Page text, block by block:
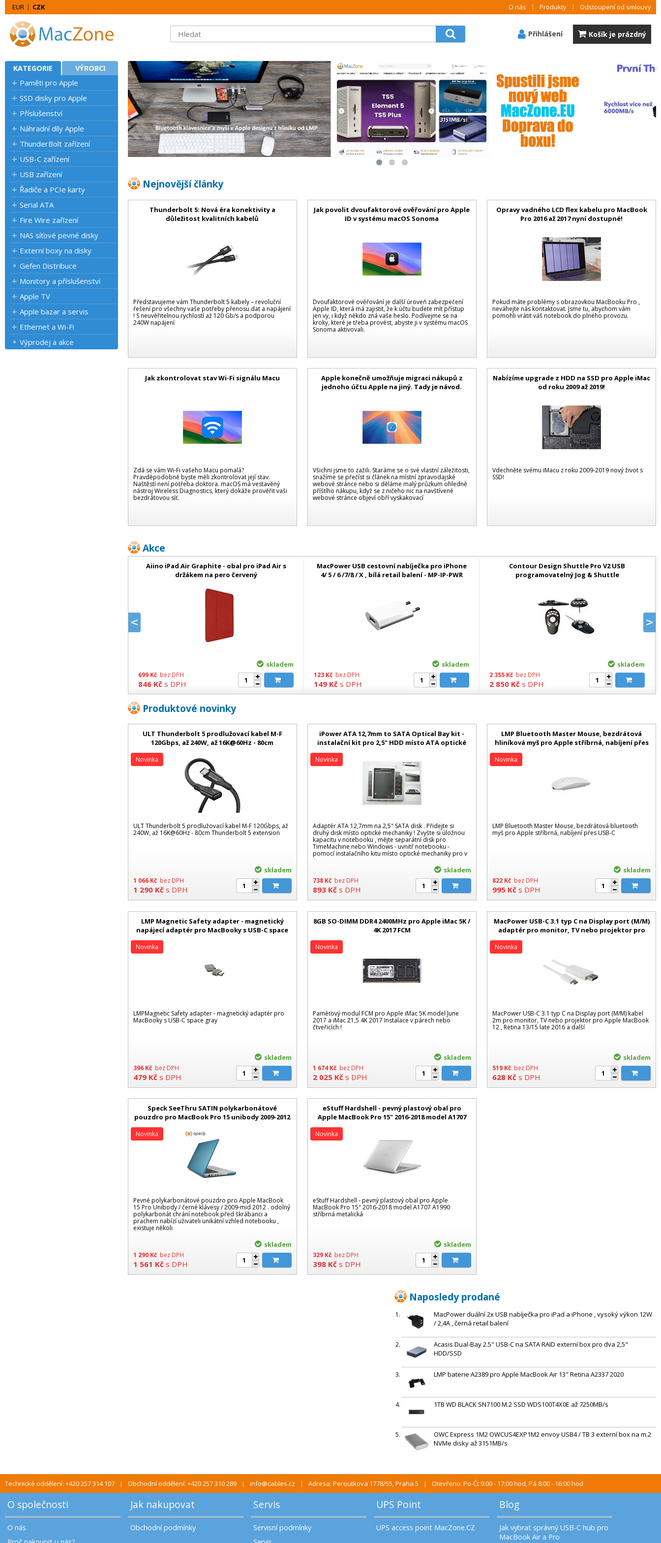
O nás Produkty Odstoupení od smlouvy
EUR CZK
Košík je prázdný
Přihlášení
KATEGORIE VÝROBCI
Paměti pro Apple
SSD disky pro Apple
Příslušenství
Náhradní díly Apple
ThunderBolt zařízení
USB-C zařízení
USB zařízení
Řadiče a PCIe karty
Serial ATA
Fire Wire zařízení
NAS síťové pevné disky
Externí boxy na disky
Gefen Distribuce
Monitory a příslušenství
Apple TV
Apple bazar a servis
Ethernet a Wi-Fi
Výprodej a akce
Nejnovější články
Thunderbolt 5: Nová éra konektivity a
důležitost kvalitních kabelů
Představujeme vám Thunderbolt 5 kabely – revoluční
řešení pro všechny vaše potřeby přenosu dat a napájení
! S neuvěřitelnou rychlostí až 120 Gb/s a podporou
240W napájení
Jak povolit dvoufaktorové ověřování pro Apple
ID v systému macOS Sonoma
Dvoufaktorové ověřování je další úroveň zabezpečení
Apple ID, která má zajistit, že k účtu budete mít přístup
jen vy, i když někdo zná vaše heslo. Podívejme se na
kroky, které je třeba provést, abyste ji v systému macOS
Sonoma aktivovali.
Opravy vadného LCD flex kabelu pro MacBook
Pro 2016 až 2017 nyní dostupné!
Pokud máte problémy s obrazovkou MacBooku Pro ,
neváhejte nás kontaktovat. Jsme tu, abychom vám
pomohli vrátit váš notebook do plného provozu.
Jak zkontrolovat stav Wi-Fi signálu Macu
Zdá se vám Wi-Fi vašeho Macu pomalá?
Pravděpodobně byste měli zkontrolovat její stav.
Naštěstí není potřeba doktora. macOS má vestavěný
nástroj Wireless Diagnostics, který dokáže prověřit vaši
bezdrátovou síť.
Apple konečně umožňuje migraci nákupů z
jednoho účtu Apple na jiný. Tady je návod.
Všichni jsme to zažili. Staráme se o své vlastní záležitosti,
snažíme se přečíst si článek na místní zpravodajské
webové stránce nebo si děláme malý průzkum ohledně
příštího nákupu, když se z ničeho nic na navštívené
webové stránce objeví obří vyskakovací
Nabízíme upgrade z HDD na SSD pro Apple iMac
od roku 2009 až 2019!
Vdechněte svému iMacu z roku 2009-2019 nový život s
SSD!
Akce
Aiino iPad Air Graphite - obal pro iPad Air s
držákem na pero červený
skladem
699 Kč bez DPH
846 Kč s DPH
MacPower USB cestovní nabíječka pro iPhone
4/ 5 / 6 /7/8 / X , bílá retail balení - MP-IP-PWR
skladem
123 Kč bez DPH
149 Kč s DPH
Contour Design Shuttle Pro V2 USB
programovatelný Jog & Shuttle
skladem
2 355 Kč bez DPH
2 850 Kč s DPH
Produktové novinky
ULT Thunderbolt 5 prodlužovací kabel M-F
120Gbps, až 240W, až 16K@60Hz - 80cm
ULT Thunderbolt 5 prodlužovací kabel M-F 120Gbps, až
240W, až 16K@60Hz - 80cm Thunderbolt 5 extension
Novinka
skladem
1 066 Kč bez DPH
1 290 Kč s DPH
iPower ATA 12,7mm to SATA Optical Bay kit -
instalační kit pro 2,5" HDD místo ATA optické
Adaptér ATA 12,7mm na 2,5" SATA disk . Přidejte si
druhý disk místo optické mechaniky ! Zvyšte si úložnou
kapacitu v notebooku , mějte separátní disk pro
TimeMachine nebo Windows - uvnitř notebooku -
pomocí instalačního kitu místo optické mechaniky pro v
Novinka
skladem
738 Kč bez DPH
893 Kčs DPH
LMP Bluetooth Master Mouse, bezdrátová
hliníková myš pro Apple stříbrná, nabíjení přes
LMP Bluetooth Master Mouse, bezdrátová bluetooth
myš pro Apple stříbrná, nabíjení přes USB-C
Novinka
skladem
822 Kč bez DPH
995 Kčs DPH
LMP Magnetic Safety adapter - magnetický
napájecí adaptér pro MacBooky s USB-C space
LMPMagnetic Safety adapter - magnetický adaptér pro
MacBooky s USB-C space gray
Novinka
skladem
396 Kč bez DPH
479 Kč s DPH
8GB SO-DIMM DDR4 2400MHz pro Apple iMac 5K /
4K 2017 FCM
Paměťový modul FCM pro Apple iMac 5K model June
2017 a iMac 21,5 4K 2017 Instalace v párech nebo
čtveřicích !
Novinka
skladem
1 674 Kč bez DPH
2 025 Kčs DPH
MacPower USB-C 3.1 typ C na Display port (M/M)
adaptér pro monitor, TV nebo projektor pro
MacPower USB-C 3.1 typ C na Display port (M/M) kabel
2m pro monitor, TV nebo projektor pro Apple MacBook
12 , Retina 13/15 late 2016 a další
Novinka
skladem
519 Kč bez DPH
628 Kčs DPH
Speck SeeThru SATIN polykarbonátové
pouzdro pro MacBook Pro 15 unibody 2009-2012
Pevné polykarbonátové pouzdro pro Apple MacBook
15 Pro Unibody / černé klávesy / 2009-mid 2012 . odolný
polykarbonát chrání notebook před škrábanci a
prachem nabízí uživateli unikátní vzhled notebooku ,
existuje několi
Novinka
skladem
1 290 Kč bez DPH
1 561 Kč s DPH
eStuff Hardshell - pevný plastový obal pro
Apple MacBook Pro 15" 2016-2018 model A1707
eStuff Hardshell - pevný plastový obal pro Apple
MacBook Pro 15" 2016-2018 model A1707 A1990
stříbrná metalická
Novinka
skladem
329 Kč bez DPH
398 Kčs DPH
Naposledy prodané
MacPower duální 2x USB nabíječka pro iPad a iPhone , vysoký výkon 12W
/ 2,4A , černá retail balení
Acasis Dual-Bay 2.5" USB-C na SATA RAID externí box pro dva 2,5"
HDD/SSD
LMP baterie A2389 pro Apple MacBook Air 13" Retina A2337 2020
1TB WD BLACK SN7100 M.2 SSD WDS100T4X0E až 7250MB/s
OWC Express 1M2 OWCUS4EXP1M2 envoy USB4 / TB 3 externí box na m.2
NVMe disky až 3151MB/s
Technické oddělení: +420 257 314 107 Obchodní oddělení: +420 257 310 289 info@cables.cz Adresa: Peroutkova 1778/55, Praha 5 Otevřeno: Po-Čt 9:00 - 17:00 hod, Pá 8:00 - 16:00 hod
O společnosti
O nás
Jak nakupovat
Obchodní podmínky
Servis
Servisní podmínky
UPS Point
UPS access point MacZone.CZ
Blog
Jak vybrat správný USB-C hub pro
MacBook Air a Pro